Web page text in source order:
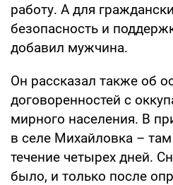
работу. А для
безопасность и
добавил мужчина.
Он рассказал также об
договоренностей с
мирного населения. В
в селе Михайловка –
течение четырех дней.
было, и только после